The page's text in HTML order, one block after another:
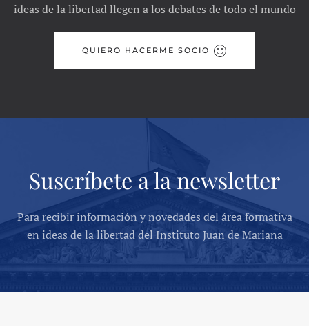
ideas de la libertad llegen a los debates de todo el mundo
QUIERO HACERME SOCIO
Suscríbete a la newsletter
Para recibir información y novedades del área formativa
en ideas de la libertad del Instituto Juan de Mariana